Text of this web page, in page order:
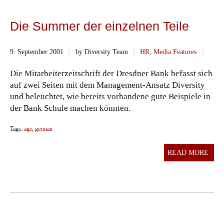
Die Summer der einzelnen Teile
9. September 2001 || by Diversity Team || HR Media Features ||
Die Mitarbeiterzeitschrift der Dresdner Bank befasst sich
auf zwei Seiten mit dem Management-Ansatz Diversity
und beleuchtet, wie bereits vorhandene gute Beispiele in
der Bank Schule machen könnten.
Tags: age german
READ MORE